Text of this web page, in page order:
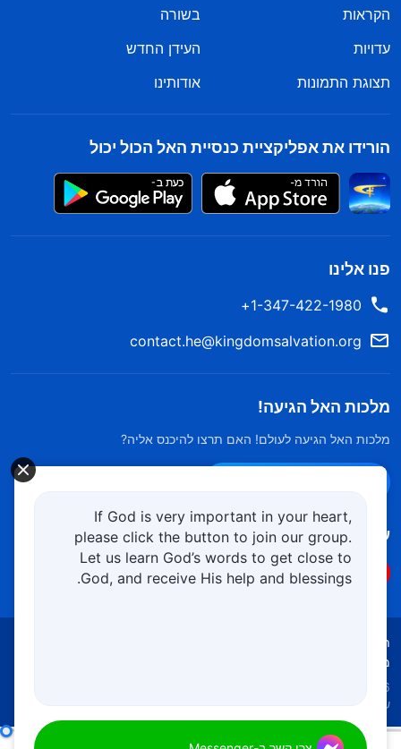
הקראות
בשורה
עדויות
העידן החדש
תצוגת התמונות
אודותינו
הורידו את אפליקציית כנסיית האל הכול יכול
פנו אלינו
1-347-422-1980+
contact.he@kingdomsalvation.org
מלכות האל הגיעה!
מלכות האל הגיעה לעולם! האם תרצו להיכנס אליה?
עקוב אחרינו
תנאי השימוש
מדיניות קובצי Cookies
Copyright © 2026
שמורות.
If God is very important in your heart,
please click the button to join our group.
Let us learn God’s words to get close to
God, and receive His help and blessings.